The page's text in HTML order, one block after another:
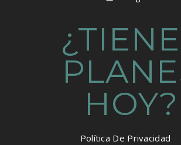
HOY?
Política De Privacidad